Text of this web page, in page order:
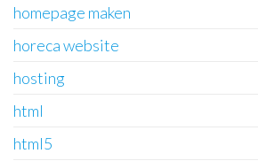
homepage maken
horeca website
hosting
html
html5